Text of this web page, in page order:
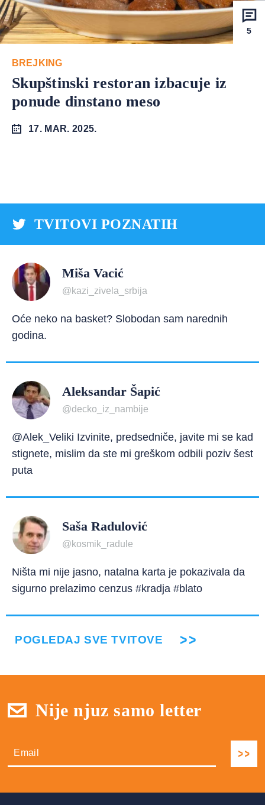
5
BREJKING
Skupštinski restoran izbacuje iz
ponude dinstano meso
17. MAR. 2025.
TVITOVI POZNATIH
Miša Vacić
@kazi_zivela_srbija
Oće neko na basket? Slobodan sam narednih
godina.
Aleksandar Šapić
@decko_iz_nambije
@Alek_Veliki Izvinite, predsedniče, javite mi se kad
stignete, mislim da ste mi greškom odbili poziv šest
puta
Saša Radulović
@kosmik_radule
Ništa mi nije jasno, natalna karta je pokazivala da
sigurno prelazimo cenzus #kradja #blato
POGLEDAJ SVE TVITOVE
Nije njuz samo letter